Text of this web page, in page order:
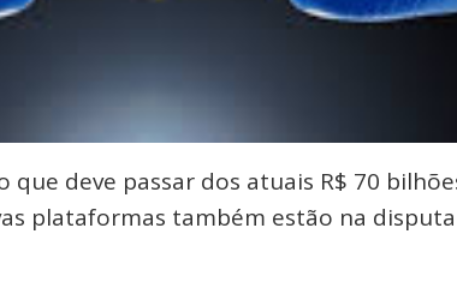
deve passar dos atuais R$ 70
plataformas também estão na